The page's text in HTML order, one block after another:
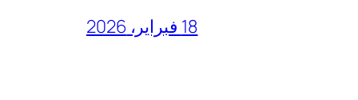
18 فبراير، 2026